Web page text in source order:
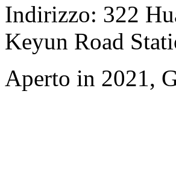
Indirizzo: 322
Keyun Road
Aperto in 2021,